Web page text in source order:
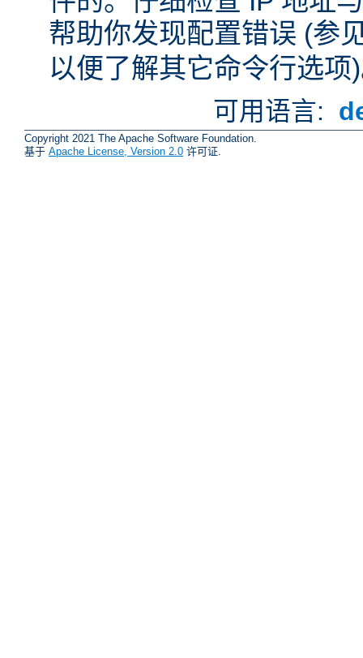
帮助你发现配置错误 (参
以便了解其它命令行选项
可用语言:
Copyright 2021 The Apache Software Foundation.
基于 Apache License, Version 2.0 许可证.